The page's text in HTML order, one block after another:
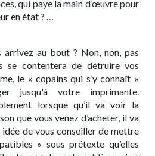
qui paye la main d’œuvre pour
en état ? …
arrivez au bout ? Non, non, pas
se contentera de détruire vos
le « copains qui s’y connaît »
jusqu'à votre imprimante.
lorsque qu’il va voir la
que vous venez d’acheter, il va
de vous conseiller de mettre
» sous prétexte qu’elles